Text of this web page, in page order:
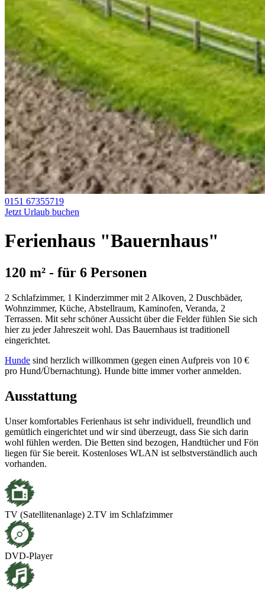
0151 67355719
Jetzt Urlaub buchen
Ferienhaus "Bauernhaus"
120 m² - für 6 Personen
2 Schlafzimmer, 1 Kinderzimmer mit 2 Alkoven, 2 Duschbäder,
Wohnzimmer, Küche, Abstellraum, Kaminofen, Veranda, 2
Terrassen. Mit sehr schöner Aussicht über die Felder fühlen Sie sich
hier zu jeder Jahreszeit wohl. Das Bauernhaus ist traditionell
eingerichtet.
Hunde sind herzlich willkommen (gegen einen Aufpreis von 10 €
pro Hund/Übernachtung). Hunde bitte immer vorher anmelden.
Ausstattung
Unser komfortables Ferienhaus ist sehr individuell, freundlich und
gemütlich eingerichtet und wir sind überzeugt, dass Sie sich darin
wohl fühlen werden. Die Betten sind bezogen, Handtücher und Fön
liegen für Sie bereit. Kostenloses WLAN ist selbstverständlich auch
vorhanden.
TV (Satellitenanlage) 2.TV im Schlafzimmer
DVD-Player